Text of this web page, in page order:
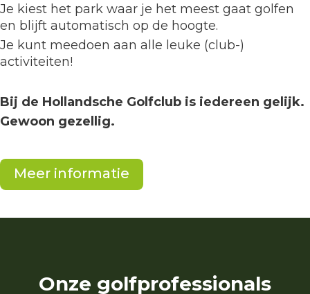
Je kiest het park waar je het meest gaat golfen
en blijft automatisch op de hoogte.
Je kunt meedoen aan alle leuke (club-)
activiteiten!
Bij de Hollandsche Golfclub is iedereen gelijk.
Gewoon gezellig.
Meer informatie
Onze golfprofessionals